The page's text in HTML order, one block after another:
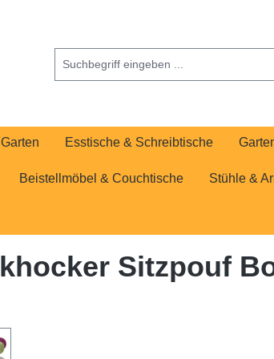
Garten Esstische & Schreibtische
Beistellmöbel & Couchtische Stühle &
Sitzpouf